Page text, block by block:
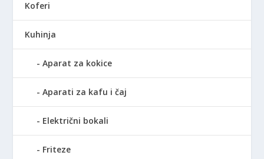
Koferi
Kuhinja
Aparat za kokice
Aparati za kafu i čaj
Električni bokali
Friteze